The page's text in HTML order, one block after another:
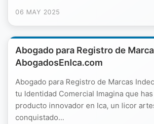
06 MAY 2025
Abogado para Registro de
AbogadosEnIca.com
Abogado para Registro de Marcas
tu Identidad Comercial Imagina que
producto innovador en Ica, un licor
conquistado...